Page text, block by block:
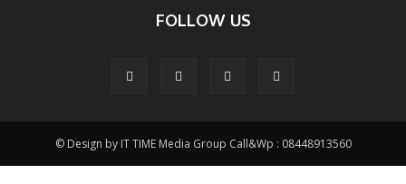
FOLLOW US
© Design by IT TIME Media Group Call&Wp : 08448913560